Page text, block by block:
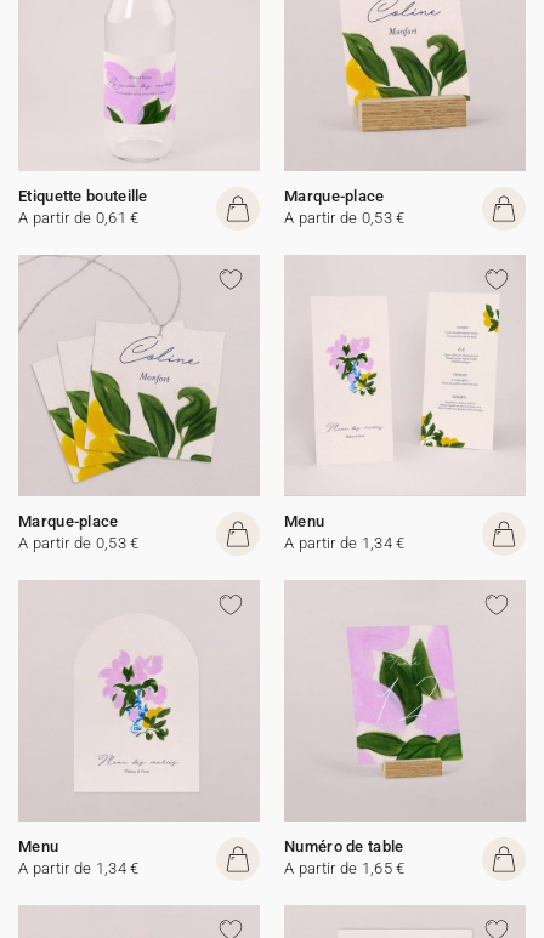
Etiquette bouteille
A partir de 0,61 €
Marque-place
A partir de 0,53 €
Marque-place
A partir de 0,53 €
Menu
A partir de 1,34 €
Menu
A partir de 1,34 €
Numéro de table
A partir de 1,65 €